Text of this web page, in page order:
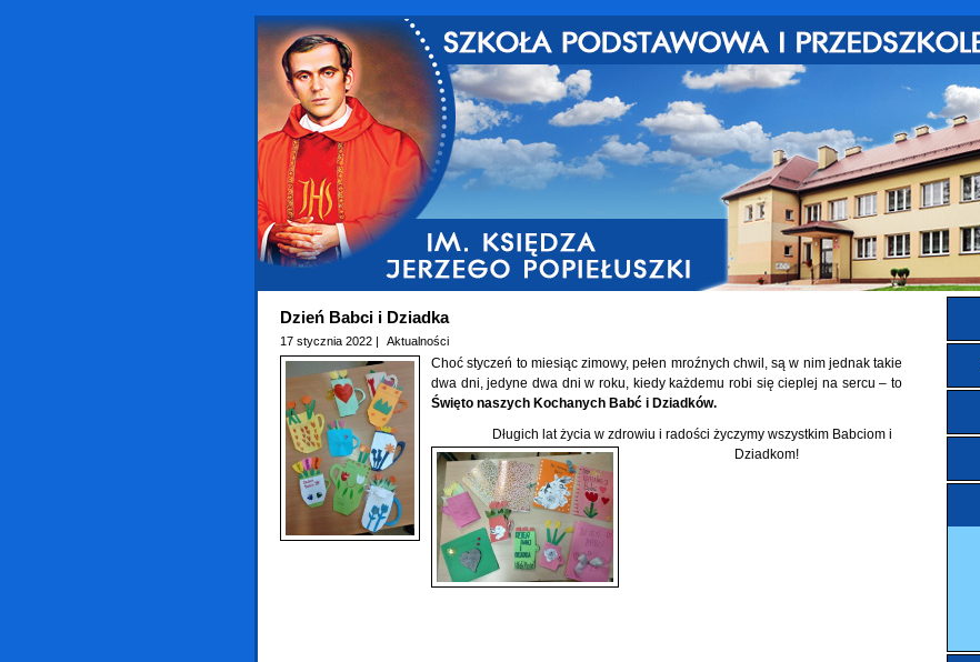
Dzień Babci i Dziadka
17 stycznia 2022 | Aktualności
Choć styczeń to miesiąc zimowy, pełen mroźnych chwil, są w nim jednak takie
dwa dni, jedyne dwa dni w roku, kiedy każdemu robi się cieplej na sercu – to
Święto naszych Kochanych Babć i Dziadków.
Długich lat życia w zdrowiu i radości życzymy wszystkim Babciom i
Dziadkom!